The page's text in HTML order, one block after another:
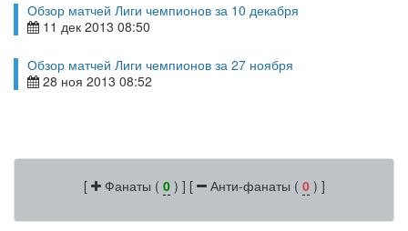
Обзор матчей Лиги чемпионов за 10 декабря
11 дек 2013 08:50
Обзор матчей Лиги чемпионов за 27 ноября
28 ноя 2013 08:52
[ Фанаты ( 0) ] [ Анти-фанаты ( 0) ]